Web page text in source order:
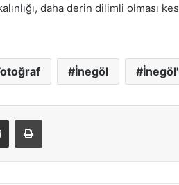
daha derin dilimli olması
İnegöl